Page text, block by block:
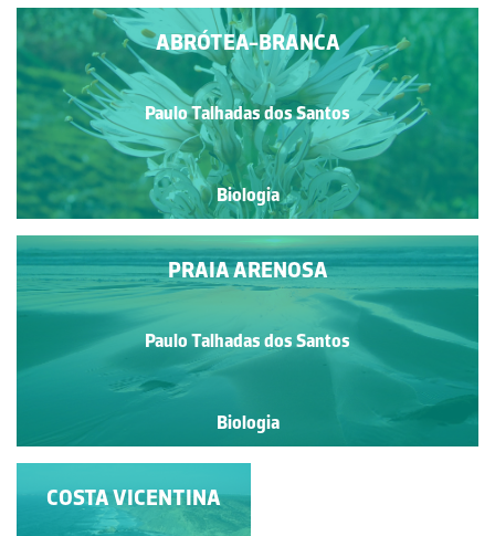
ABRÓTEA-BRANCA
Paulo Talhadas dos Santos
Biologia
PRAIA ARENOSA
Paulo Talhadas dos Santos
Biologia
FLORA DAS ARRIBAS
CALCÁRIAS
COSTA VICENTINA